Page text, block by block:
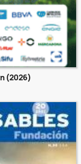
(2026)